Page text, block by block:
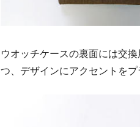
ウオッチケースの裏面には交
つ、デザインにアクセントをプ